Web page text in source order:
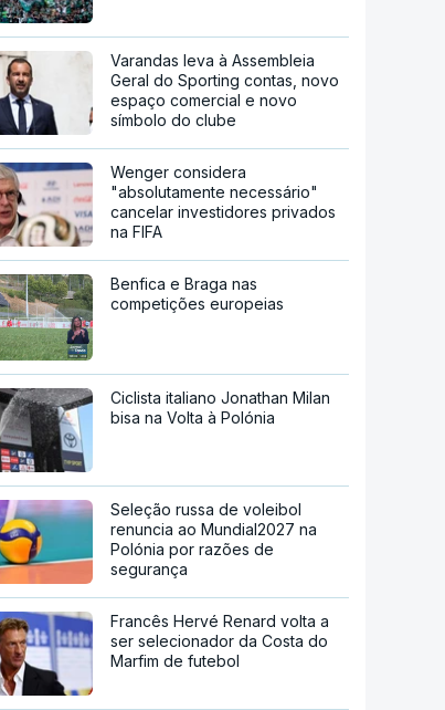
Varandas leva à Assembleia
Geral do Sporting contas, novo
espaço comercial e novo
símbolo do clube
Wenger considera
"absolutamente necessário"
cancelar investidores privados
na FIFA
Benfica e Braga nas
competições europeias
Ciclista italiano Jonathan Milan
bisa na Volta à Polónia
Seleção russa de voleibol
renuncia ao Mundial2027 na
Polónia por razões de
segurança
Francês Hervé Renard volta a
ser selecionador da Costa do
Marfim de futebol